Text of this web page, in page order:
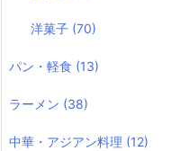
洋菓子 (70)
パン・軽食 (13)
ラーメン (38)
中華・アジアン料理 (12)